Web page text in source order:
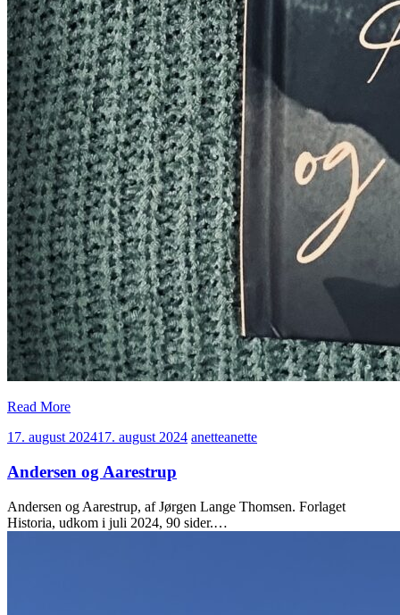
Read More
17. august 202417. august 2024 anetteanette
Andersen og Aarestrup
Andersen og Aarestrup, af Jørgen Lange Thomsen. Forlaget
Historia, udkom i juli 2024, 90 sider.…